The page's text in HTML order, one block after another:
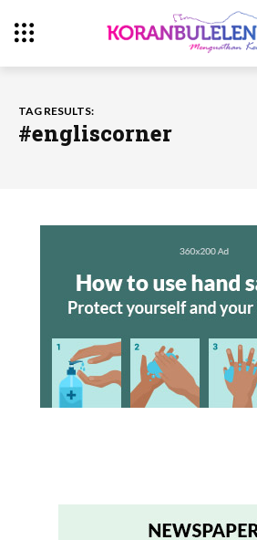
TAG RESULTS:
#engliscorner